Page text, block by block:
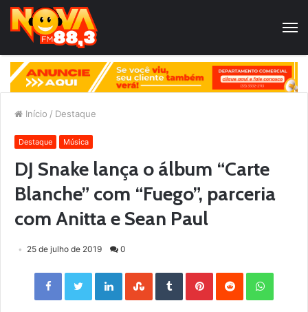
Início / Destaque
Destaque Música
DJ Snake lança o álbum “Carte
Blanche” com “Fuego”, parceria
com Anitta e Sean Paul
25 de julho de 2019 0
Facebook Twitter LinkedIn StumbleUpon Tumblr Pinterest Reddit